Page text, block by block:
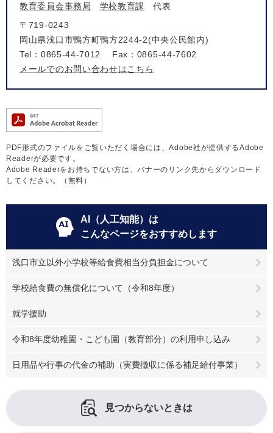
教育委員会事務局 学校教育課
代表
〒719-0243
岡山県浅口市鴨方町鴨方2244-2(中央公民館内)
Tel：0865-44-7012
Fax：0865-44-7602
メールでのお問い合わせはこちら
PDF形式のファイルをご覧いただく場合には、Adobe社が提供するAdobe
Readerが必要です。
Adobe Readerをお持ちでない方は、バナーのリンク先からダウンロード
してください。（無料）
AI（人工知能）は
こんなページをおすすめします
浅口市立以外小学校等給食費相当分負担金について
学校給食費の無償化について（令和8年度）
就学援助
令和8年度幼稚園・こども園（教育部分）の利用申し込み
日用品や行事の代金の補助（実費徴収に係る補足給付事業）
見つからないときは